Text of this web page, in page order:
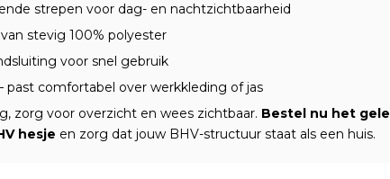
strepen voor dag- en nachtzichtbaarheid
stevig 100% polyester
voor snel gebruik
past comfortabel over werkkleding of jas
zorg voor overzicht en wees zichtbaar. Bestel nu het gele
hesje en zorg dat jouw BHV-structuur staat als een huis.